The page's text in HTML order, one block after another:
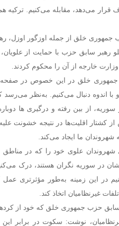
قرار می‌دهد، مقابله می‌کنیم. ترکیه
جمهوری خلق از جمله اوزگور اوزل،
رهبر سابق حزب با حمایت از
خارجه از آن را محکوم کردند.
جمهوری خلق در این خصوص در
با اندوه دنبال می‌کنیم. به‌نظر
سوریه، از بین رفته و درگیری ها
کشتار اقلیت‌ها در نتیجه خشونت
شهروندان ما ایجاد می‌کند.
شهروندان علوی خود را که در
در سوریه نگران هستند، درک
در این زمینه به‌طور مؤثرتری عمل
غیرنظامیان اتخاذ کند.
سابق حزب جمهوری خلق که خود از
نوشت: سکوت در برابر